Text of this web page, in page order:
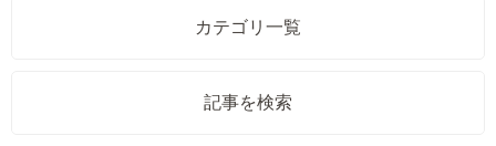
カテゴリ一覧
記事を検索